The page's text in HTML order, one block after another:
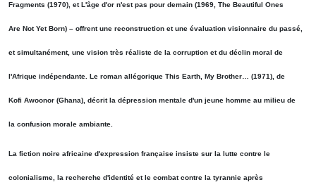
Fragments (1970), et L'âge d'or n'est pas pour demain (1969, The Beautiful Ones
Are Not Yet Born) – offrent une reconstruction et une évaluation visionnaire du passé,
et simultanément, une vision très réaliste de la corruption et du déclin moral de
l'Afrique indépendante. Le roman allégorique This Earth, My Brother… (1971), de
Kofi Awoonor (Ghana), décrit la dépression mentale d'un jeune homme au milieu de
la confusion morale ambiante.
La fiction noire africaine d'expression française insiste sur la lutte contre le
colonialisme, la recherche d'identité et le combat contre la tyrannie après